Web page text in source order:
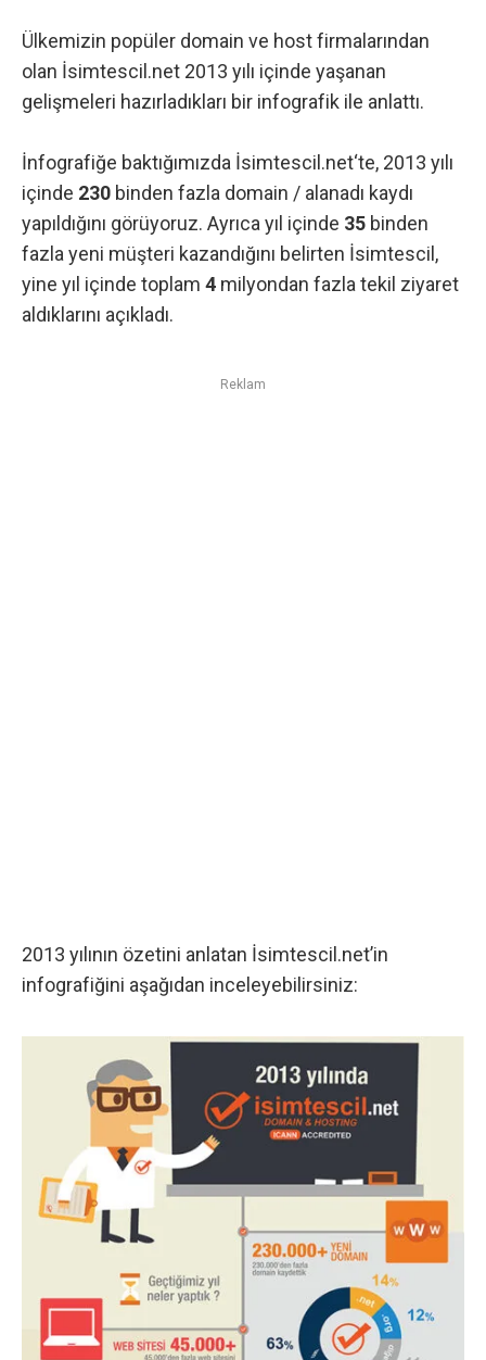
Ülkemizin popüler domain ve host firmalarından
olan İsimtescil.net 2013 yılı içinde yaşanan
gelişmeleri hazırladıkları bir infografik ile anlattı.
İnfografiğe baktığımızda İsimtescil.net‘te, 2013 yılı
içinde 230 binden fazla domain / alanadı kaydı
yapıldığını görüyoruz. Ayrıca yıl içinde 35 binden
fazla yeni müşteri kazandığını belirten İsimtescil,
yine yıl içinde toplam 4 milyondan fazla tekil ziyaret
aldıklarını açıkladı.
Reklam
2013 yılının özetini anlatan İsimtescil.net’in
infografiğini aşağıdan inceleyebilirsiniz: